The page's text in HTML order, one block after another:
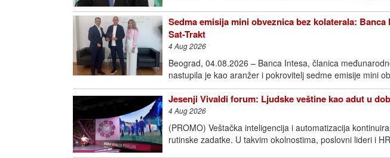
Sedma emisija mini obveznica bez kolaterala:
Sat-Trakt
4 Aug 2026
Beograd, 04.08.2026 – Banca Intesa, članica
nastupila je kao aranžer i pokrovitelj sedme emisije mini
Jesenji Vivaldi forum: Ljudske veštine kao adut u
4 Aug 2026
(PROMO) Veštačka inteligencija i automatizacija
rutinske zadatke. U takvim okolnostima, poslovni lideri i